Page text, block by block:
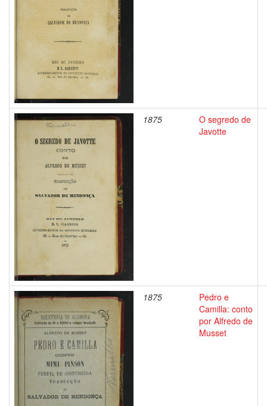
1875
O segredo de
Javotte
1875
Pedro e
Camilla: conto
por Alfredo de
Musset